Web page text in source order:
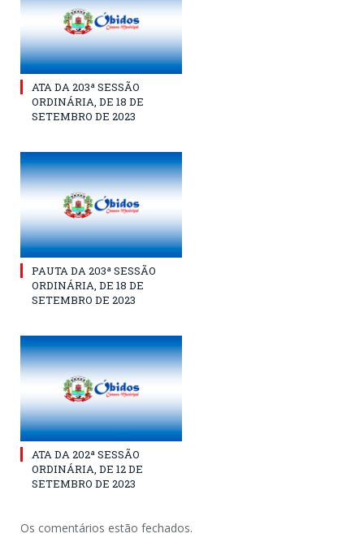
ATA DA 203ª SESSÃO
ORDINÁRIA, DE 18 DE
SETEMBRO DE 2023
PAUTA DA 203ª SESSÃO
ORDINÁRIA, DE 18 DE
SETEMBRO DE 2023
ATA DA 202ª SESSÃO
ORDINÁRIA, DE 12 DE
SETEMBRO DE 2023
Os comentários estão fechados.